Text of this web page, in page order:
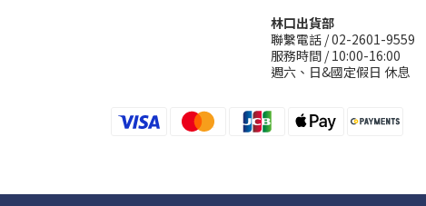
林口出貨部
聯繫電話 / 02-2601-9559
服務時間 / 10:00-16:00
週六、日&國定假日 休息